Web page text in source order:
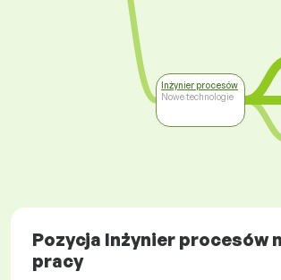
Inżynier procesów
Nowe technologie
Pozycja Inżynier procesów
pracy